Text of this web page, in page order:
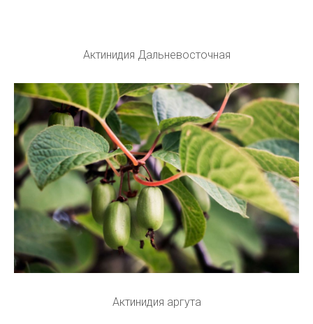
Актинидия Дальневосточная
Актинидия аргута